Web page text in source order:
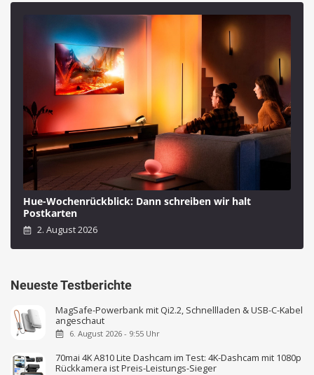
Hue-Wochenrückblick: Dann schreiben wir halt
Postkarten
2. August 2026
Neueste Testberichte
MagSafe-Powerbank mit Qi2.2, Schnellladen & USB-C-Kabel
angeschaut
6. August 2026 - 9:55 Uhr
70mai 4K A810 Lite Dashcam im Test: 4K-Dashcam mit 1080p
Rückkamera ist Preis-Leistungs-Sieger